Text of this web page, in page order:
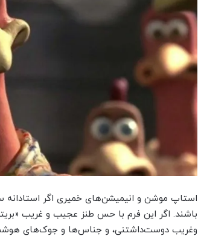
استاپ موشن و انیمیشن‌های خمیری اگر استادانه
باشند. اگر این فرم با حس طنز عجیب و غریب
وغریب دوست‌داشتنی، و جناس‌ها و جوک‌های